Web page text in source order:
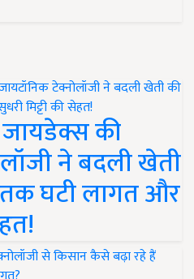
की
ने बदली खेती
तक घटी लागत और